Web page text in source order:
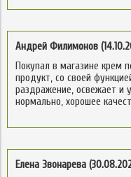
Андрей Филимонов
Покупал в магазине крем
продукт, со своей
раздражение, освежает и
нормально, хорошее
Елена Звонарева